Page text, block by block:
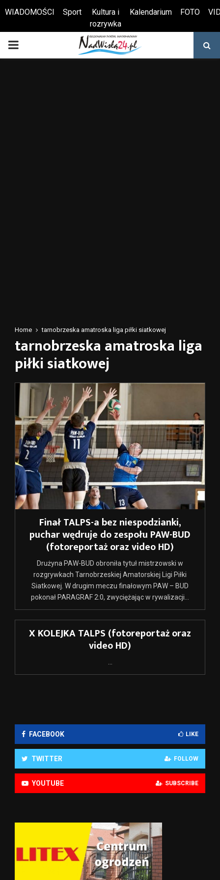
Otwórz pasek narzędzi
WIADOMOŚCI Sport
Kultura i
rozrywka
Kalendarium FOTO
PRIMARY
Home tarnobrzeska amatroska liga piłki siatkowej
tarnobrzeska amatroska liga
piłki siatkowej
Finał TALPS-a bez niespodzianki,
puchar wędruje do zespołu PAW-BUD
(fotoreportaż oraz video HD)
Drużyna PAW-BUD obroniła tytuł mistrzowski w
rozgrywkach Tarnobrzeskiej Amatorskiej Ligi Piłki
Siatkowej. W drugim meczu finałowym PAW – BUD
pokonał PARAGRAF 2:0, zwyciężając w rywalizacji...
X KOLEJKA TALPS (fotoreportaż oraz
video HD)
...
FACEBOOK LIKE
TWITTER FOLLOW
YOUTUBE SUBSCRIBE